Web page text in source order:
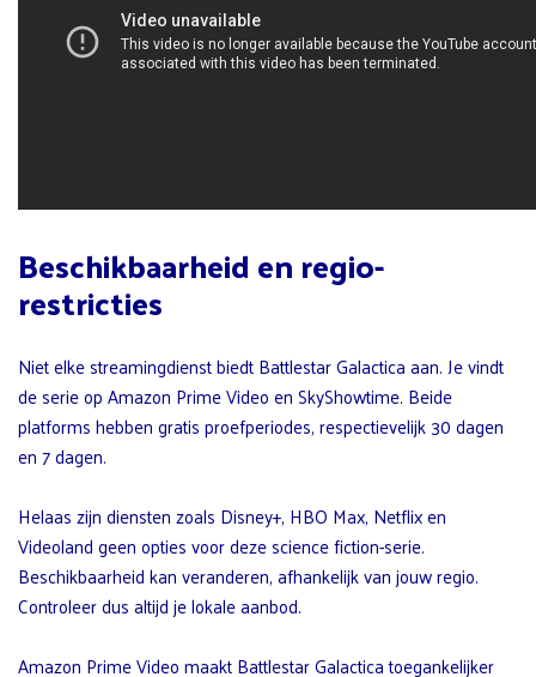
Beschikbaarheid en regio-
restricties
Niet elke streamingdienst biedt Battlestar Galactica aan. Je vindt
de serie op Amazon Prime Video en SkyShowtime. Beide
platforms hebben gratis proefperiodes, respectievelijk 30 dagen
en 7 dagen.
Helaas zijn diensten zoals Disney+, HBO Max, Netflix en
Videoland geen opties voor deze science fiction-serie.
Beschikbaarheid kan veranderen, afhankelijk van jouw regio.
Controleer dus altijd je lokale aanbod.
Amazon Prime Video maakt Battlestar Galactica toegankelijker